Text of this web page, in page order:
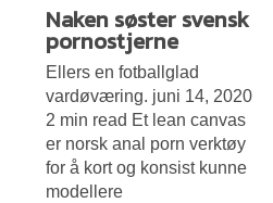
Naken søster svensk
pornostjerne
Ellers en fotballglad
vardøværing. juni 14, 2020
2 min read Et lean canvas
er norsk anal porn verktøy
for å kort og konsist kunne
modellere